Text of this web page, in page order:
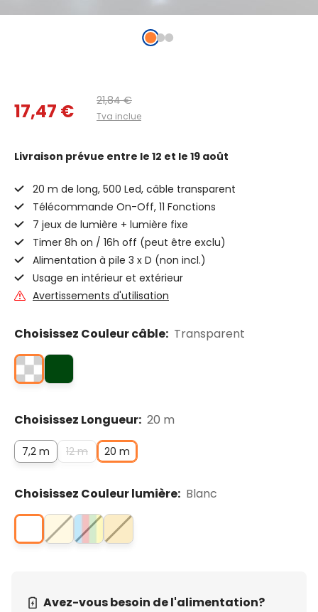
17,47 € 21,84 €
Tva inclue
Livraison prévue entre le 12 et le 19 août
20 m de long, 500 Led, câble transparent
Télécommande On-Off, 11 Fonctions
7 jeux de lumière + lumière fixe
Timer 8h on / 16h off (peut être exclu)
Alimentation à pile 3 x D (non incl.)
Usage en intérieur et extérieur
Avertissements d'utilisation
Choisissez Couleur câble: Transparent
Choisissez Longueur: 20 m
7,2 m 12 m 20 m
Choisissez Couleur lumière: Blanc
Avez-vous besoin de l'alimentation?